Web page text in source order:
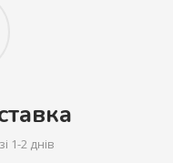
1-2 днів